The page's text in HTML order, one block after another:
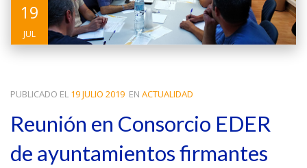
19
JUL
PUBLICADO EL 19 JULIO 2019 EN ACTUALIDAD
Reunión en Consorcio EDER
de ayuntamientos firmantes